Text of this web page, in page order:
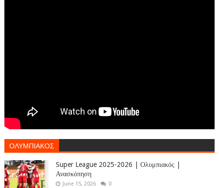
ΟΛΥΜΠΙΑΚΟΣ
Super League 2025-2026 | Ολυμπιακός |
Ανασκόπηση
June 15, 2026 0